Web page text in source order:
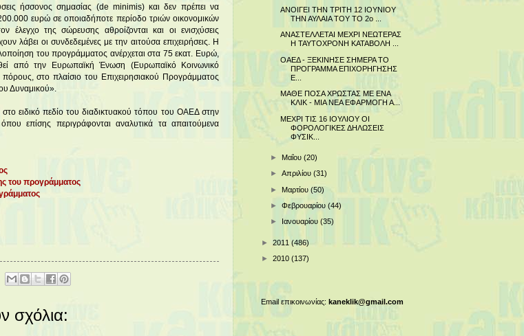
ήσσονος σημασίας (de minimis) και δεν πρέπει να
ευρώ σε οποιαδήποτε περίοδο τριών οικονομικών
έλεγχο της σώρευσης αθροίζονται και οι ενισχύσεις
λάβει οι συνδεδεμένες με την αιτούσα επιχειρήσεις. Η
του προγράμματος ανέρχεται στα 75 εκατ. Ευρώ,
από την Ευρωπαϊκή Ένωση (Ευρωπαϊκό Κοινωνικό
πόρους, στο πλαίσιο του Επιχειρησιακού Προγράμματος
Δυναμικού».
στο ειδικό πεδίο του διαδικτυακού τόπου του ΟΑΕΔ στην
όπου επίσης περιγράφονται αναλυτικά τα απαιτούμενα
του προγράμματος
σχόλια:
ΑΝΟΙΓΕΙ ΤΗΝ ΤΡΙΤΗ 12 ΙΟΥΝΙΟΥ
ΤΗΝ ΑΥΛΑΙΑ ΤΟΥ ΤΟ 2ο ...
ΑΝΑΣΤΕΛΛΕΤΑΙ ΜΕΧΡΙ ΝΕΩΤΕΡΑΣ
Η ΤΑΥΤΟΧΡΟΝΗ ΚΑΤΑΒΟΛΗ ...
ΟΑΕΔ - ΞΕΚΙΝΗΣΕ ΣΗΜΕΡΑ ΤΟ
ΠΡΟΓΡΑΜΜΑ ΕΠΙΧΟΡΗΓΗΣΗΣ
Ε...
ΜΑΘΕ ΠΟΣΑ ΧΡΩΣΤΑΣ ΜΕ ΕΝΑ
ΚΛΙΚ - ΜΙΑ ΝΕΑ ΕΦΑΡΜΟΓΗ Α...
ΜΕΧΡΙ ΤΙΣ 16 ΙΟΥΛΙΟΥ ΟΙ
ΦΟΡΟΛΟΓΙΚΕΣ ΔΗΛΩΣΕΙΣ
ΦΥΣΙΚ...
► Μαΐου(20)
►Απριλίου(31)
► Μαρτίου(50)
►Φεβρουαρίου(44)
►
Ιανουαρίου(35)
► 2011 (486)
► 2010 (137)
Email επικοινωνίας: kaneklik@gmail.com